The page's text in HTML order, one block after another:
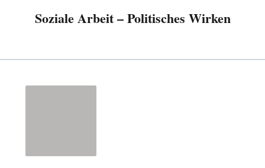
Soziale Arbeit – Politisches Wirken